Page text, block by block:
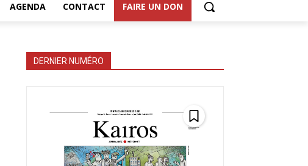
AGENDA CONTACT FAIRE UN DON
DERNIER NUMÉRO